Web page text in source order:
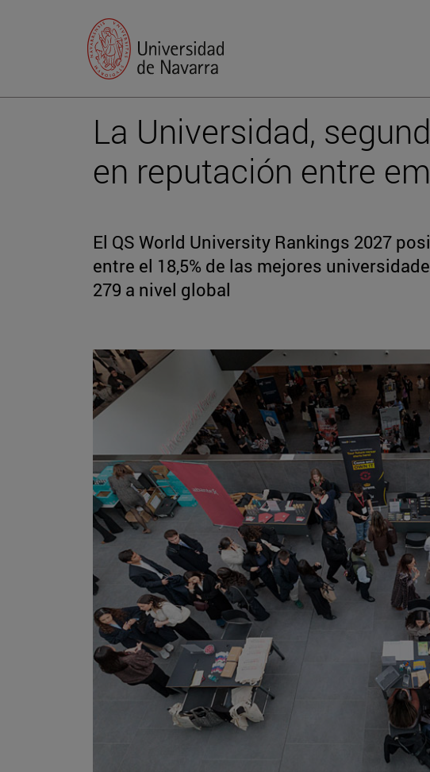
La Universidad,
en reputación entre
El QS World University Rankings 2027
entre el 18,5% de las mejores
279 a nivel global